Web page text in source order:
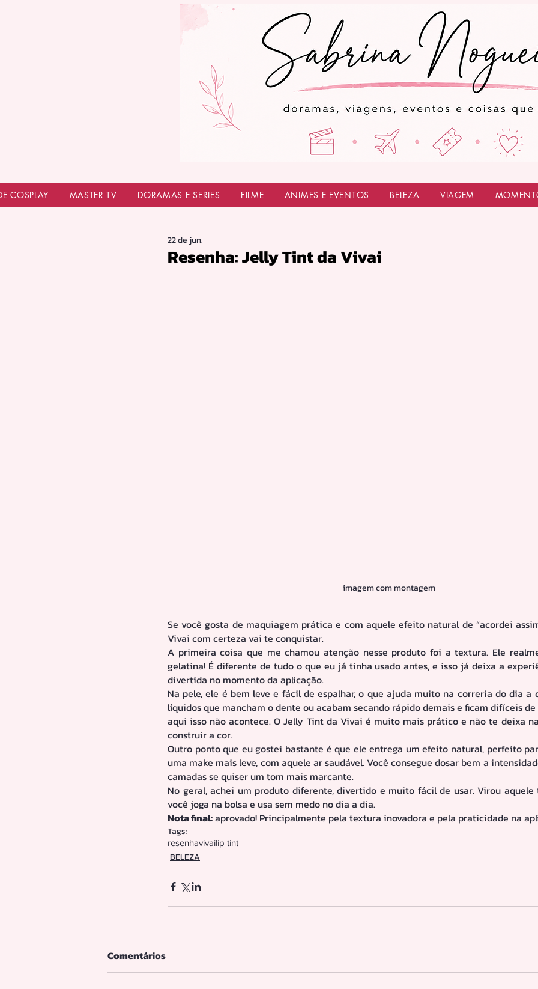
COSPLAY MASTER TV DORAMAS E SERIES FILME ANIMES E EVENTOS BELEZA VIAGEM
Resenha: Jelly Tint da Vivai
22 de jun.
imagem com montagem
Se você gosta de maquiagem prática e com aquele efeito natural de “acordei
Vivai com certeza vai te conquistar.
A primeira coisa que me chamou atenção nesse produto foi a textura. Ele
gelatina! É diferente de tudo o que eu já tinha usado antes, e isso já deixa a
divertida no momento da aplicação.
Na pele, ele é bem leve e fácil de espalhar, o que ajuda muito na correria do dia a
líquidos que mancham o dente ou acabam secando rápido demais e ficam difíceis
aqui isso não acontece. O Jelly Tint da Vivai é muito mais prático e não te deixa
construir a cor.
Outro ponto que eu gostei bastante é que ele entrega um efeito natural, perfeito
uma make mais leve, com aquele ar saudável. Você consegue dosar bem a
camadas se quiser um tom mais marcante.
No geral, achei um produto diferente, divertido e muito fácil de usar. Virou
você joga na bolsa e usa sem medo no dia a dia.
Nota final: aprovado! Principalmente pela textura inovadora e pela praticidade na
Tags:
resenhavivailip tint
BELEZA
Comentários